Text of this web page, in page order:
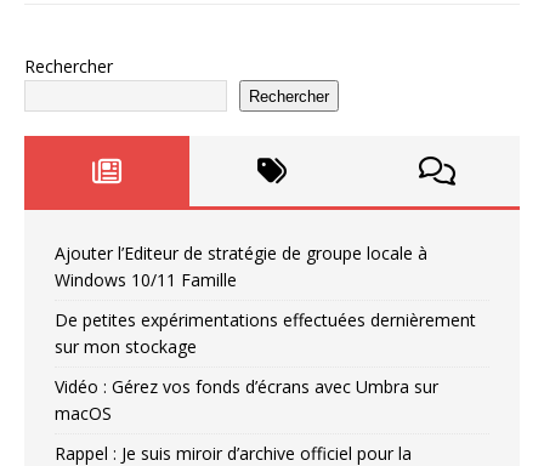
Rechercher
Rechercher
Ajouter l’Editeur de stratégie de groupe locale à
Windows 10/11 Famille
De petites expérimentations effectuées dernièrement
sur mon stockage
Vidéo : Gérez vos fonds d’écrans avec Umbra sur
macOS
Rappel : Je suis miroir d’archive officiel pour la